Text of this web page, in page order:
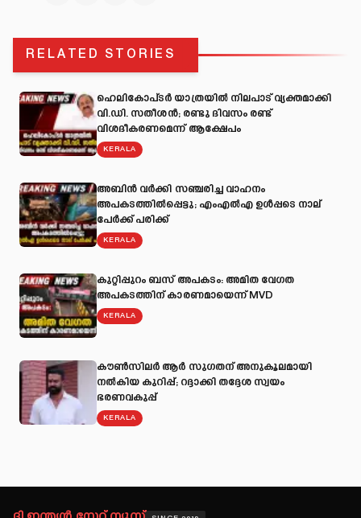
RELATED STORIES
ഹെലികോപ്ടർ യാത്രയിൽ നിലപാട് വ്യക്തമാക്കി
വി.ഡി. സതീശൻ; രണ്ടു ദിവസം രണ്ട്
വിശദീകരണമെന്ന് ആക്ഷേപം
KERALA
അബിന്‍ വര്‍ക്കി സഞ്ചരിച്ച വാഹനം
അപകടത്തില്‍പ്പെട്ടു; എംഎല്‍എ ഉള്‍പ്പടെ നാല്
പേര്‍ക്ക് പരിക്ക്
KERALA
കുറ്റിപ്പുറം ബസ് അപകടം: അമിത വേഗത
അപകടത്തിന് കാരണമായെന്ന് MVD
KERALA
കൗൺസിലർ ആർ സുഗതന് അനുകൂലമായി
നല്‍കിയ കുറിപ്പ്; റദ്ദാക്കി തദ്ദേശ സ്വയം
ഭരണവകുപ്പ്
KERALA